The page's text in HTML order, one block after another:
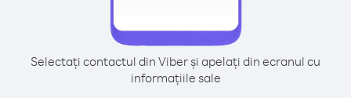
Selectați contactul din Viber și apelați din ecranul cu
informațiile sale